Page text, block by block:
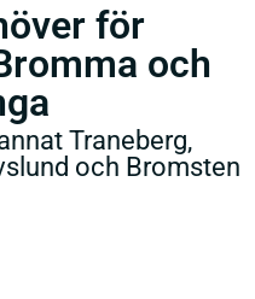
för
och
Traneberg,
och Bromsten